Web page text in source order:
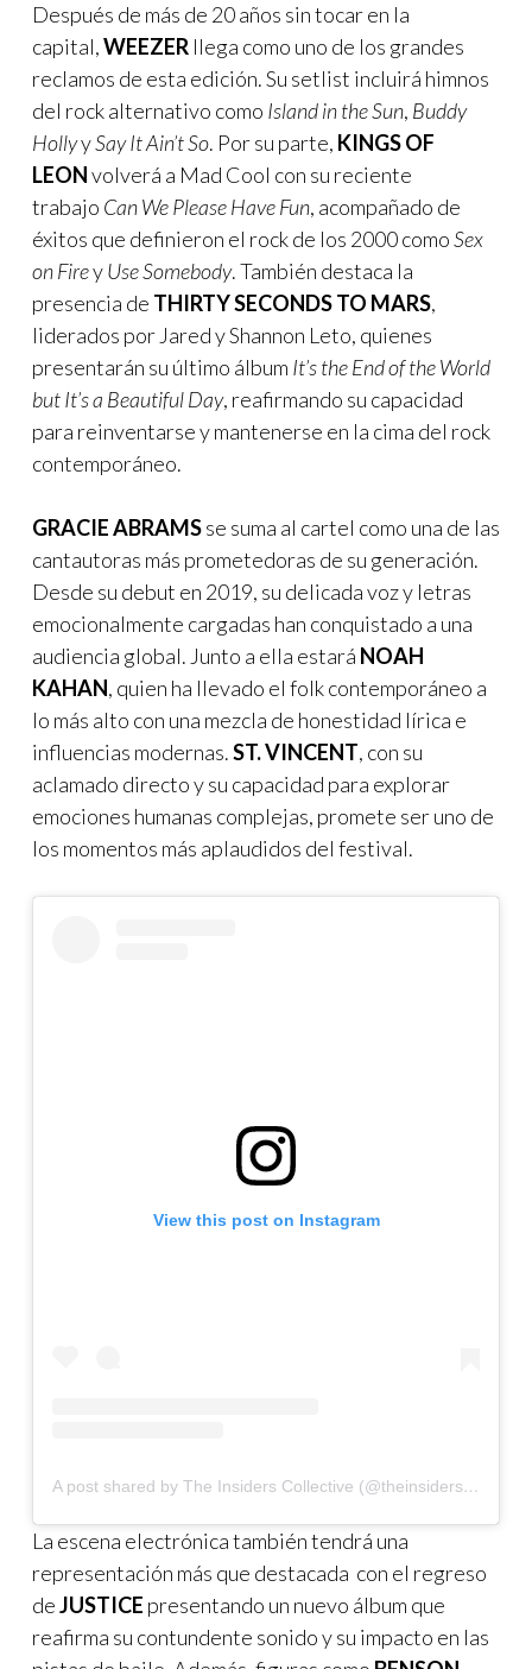
Después de más de 20 años sin tocar en la
capital,WEEZER llega como uno de los grandes
reclamos de esta edición. Su setlist incluirá himnos
del rock alternativo como Island in the Sun, Buddy
HollyySay It Ain’t So. Por su parte, KINGS OF
LEONvolverá a Mad Cool con su reciente
trabajo Can We Please Have Fun, acompañado de
éxitos que definieron el rock de los 2000 comoSex
on FireyUse Somebody. También destaca la
presencia de THIRTY SECONDS TO MARS,
liderados por Jared y Shannon Leto, quienes
presentarán su último álbum It’s the End of the World
but It’s a Beautiful Day, reafirmando su capacidad
para reinventarse y mantenerse en la cima del rock
contemporáneo.
GRACIE ABRAMSse suma al cartel como una de las
cantautoras más prometedoras de su generación.
Desde su debut en 2019, su delicada voz y letras
emocionalmente cargadas han conquistado a una
audiencia global. Junto a ella estará NOAH
KAHAN, quien ha llevado el folk contemporáneo a
lo más alto con una mezcla de honestidad lírica e
influencias modernas.ST. VINCENT, con su
aclamado directo y su capacidad para explorar
emociones humanas complejas, promete ser uno de
los momentos más aplaudidos del festival.
View this post on Instagram
A post shared by The Insiders Collective (@theinsidersco)
La escena electrónica también tendrá una
representación más que destacada con el regreso
deJUSTICE presentando un nuevo álbum que
reafirma su contundente sonido y su impacto en las